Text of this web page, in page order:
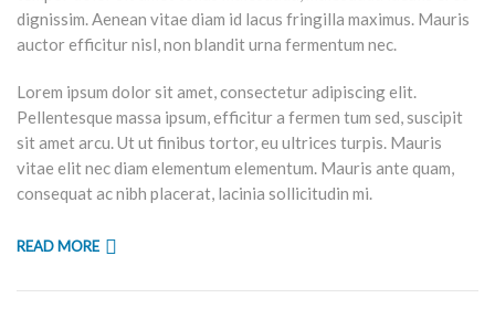
dignissim. Aenean vitae diam id lacus fringilla maximus. Mauris
auctor efficitur nisl, non blandit urna fermentum nec.
Lorem ipsum dolor sit amet, consectetur adipiscing elit.
Pellentesque massa ipsum, efficitur a fermen tum sed, suscipit
sit amet arcu. Ut ut finibus tortor, eu ultrices turpis. Mauris
vitae elit nec diam elementum elementum. Mauris ante quam,
consequat ac nibh placerat, lacinia sollicitudin mi.
READ MORE